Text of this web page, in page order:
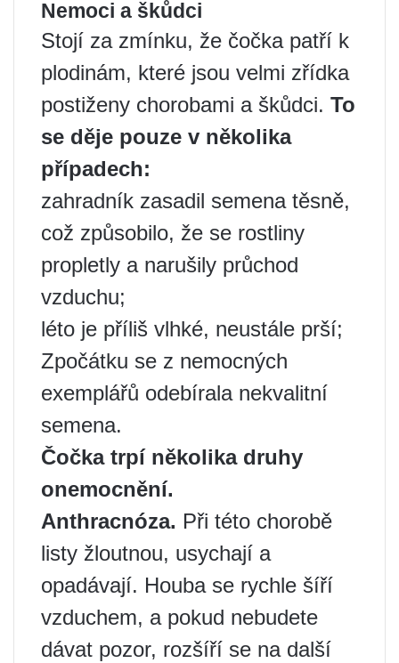
Nemoci a škůdci
Stojí za zmínku, že čočka patří k
plodinám, které jsou velmi zřídka
postiženy chorobami a škůdci. To
se děje pouze v několika
případech:
zahradník zasadil semena těsně,
což způsobilo, že se rostliny
propletly a narušily průchod
vzduchu;
léto je příliš vlhké, neustále prší;
Zpočátku se z nemocných
exemplářů odebírala nekvalitní
semena.
Čočka trpí několika druhy
onemocnění.
Anthracnóza. Při této chorobě
listy žloutnou, usychají a
opadávají. Houba se rychle šíří
vzduchem, a pokud nebudete
dávat pozor, rozšíří se na další